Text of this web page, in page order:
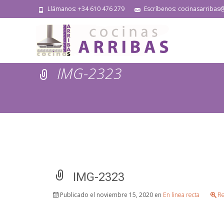
Llámanos: +34 610 476 279 Escríbenos:
IMG-2323
IMG-2323
Publicado el noviembre 15, 2020 en En linea recta